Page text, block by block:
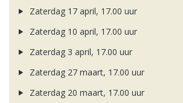
Zaterdag 17 april, 17.00 uur
Zaterdag 10 april, 17.00 uur
Zaterdag 3 april, 17.00 uur
Zaterdag 27 maart, 17.00 uur
Zaterdag 20 maart, 17.00 uur